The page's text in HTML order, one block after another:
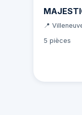
📍
5 pièces